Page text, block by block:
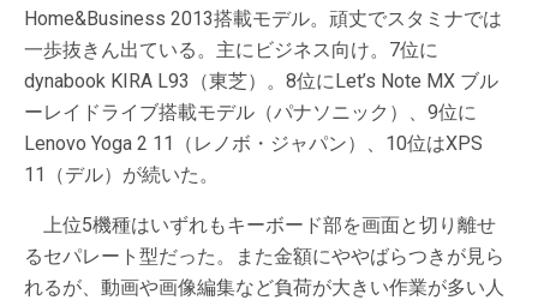
Home&Business 2013搭載モデル。頑丈でスタミナでは
一歩抜きん出ている。主にビジネス向け。7位に
dynabook KIRA L93（東芝）。8位にLet’s Note MX ブル
ーレイドライブ搭載モデル（パナソニック）、9位に
Lenovo Yoga 2 11（レノボ・ジャパン）、10位はXPS
11（デル）が続いた。
上位5機種はいずれもキーボード部を画面と切り離せ
るセパレート型だった。また金額にややばらつきが見ら
れるが、動画や画像編集など負荷が大きい作業が多い人